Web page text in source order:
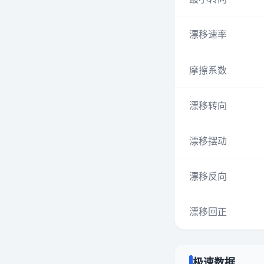
漂移速率
摩擦系数
漂移转向
漂移摆动
漂移反向
漂移回正